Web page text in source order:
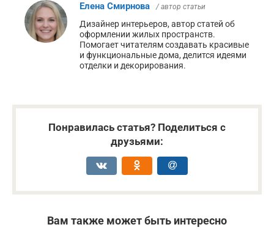
Елена Смирнова / автор статьи
Дизайнер интерьеров, автор статей об
оформлении жилых пространств.
Помогает читателям создавать красивые
и функциональные дома, делится идеями
отделки и декорирования.
Понравилась статья? Поделиться с
друзьями:
Вам также может быть интересно